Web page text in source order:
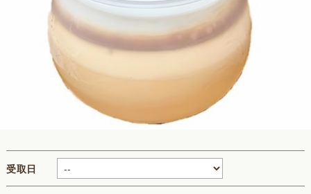
受取日